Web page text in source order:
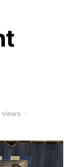
views